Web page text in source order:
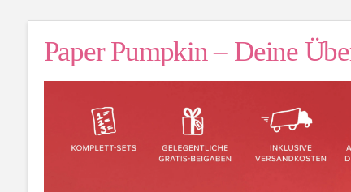
Paper Pumpkin – Deine